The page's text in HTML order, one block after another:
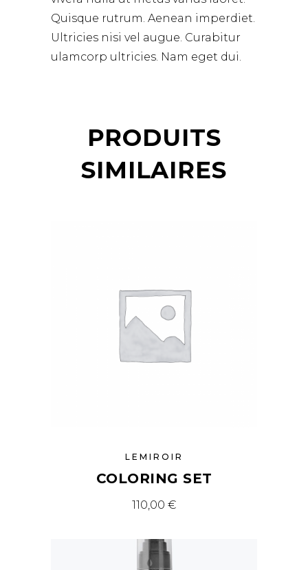
Quisque rutrum. Aenean imperdiet.
Ultricies nisi vel augue. Curabitur
ulamcorp ultricies. Nam eget dui.
PRODUITS
SIMILAIRES
LEMIROIR
COLORING SET
110,00 €